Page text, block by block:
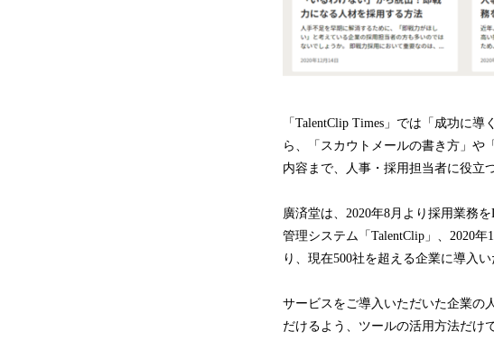
「TalentClip Times」では「成功に
ら、「スカウトメールの書き方」や
内容まで、人事・採用担当者に役立
廣済堂は、2020年8月より採用業務
管理システム「TalentClip」、2020
り、現在500社を超える企業に導入
サービスをご導入いただいた企業の
だけるよう、ツールの活用方法だけ